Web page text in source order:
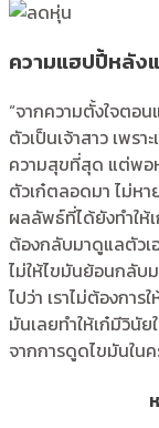
ความแฮปปี้หลัง
“จากความตั้งใจตอ
ตัวเป็นเจ้าสาว เพร
ความสุขที่สุด แต่พอ
ตัวเก๋ตลอดมา ไม่ห
ผลลัพธ์ที่ได้ยังทำให้
ต้องกลับมาดูแลตัวเ
ไม่ให้ไขมันย้อนกลั
ไปว่า เราไม่ต้องกา
มันเลยทำให้เก๋มีวินั
จากการดูดไขมันใน